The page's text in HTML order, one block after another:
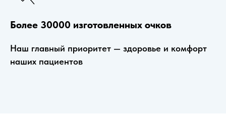
Более 30000 изготовленных очков
Наш главный приоритет — здоровье и комфорт
наших пациентов